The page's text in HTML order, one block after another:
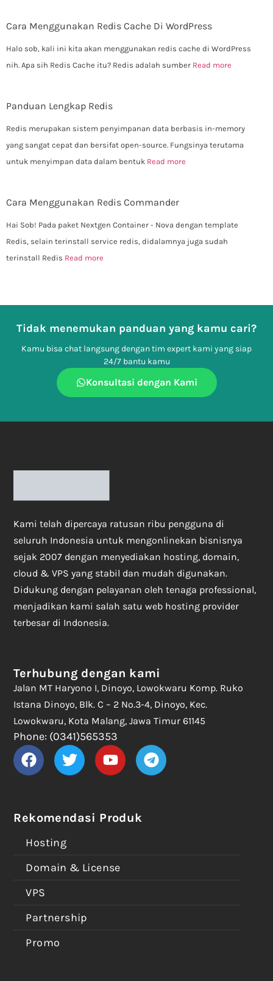
Cara Menggunakan Redis Cache Di WordPress
Halo sob, kali ini kita akan menggunakan redis cache di WordPress
nih. Apa sih Redis Cache itu? Redis adalah sumber Read more
Panduan Lengkap Redis
Redis merupakan sistem penyimpanan data berbasis in-memory
yang sangat cepat dan bersifat open-source. Fungsinya terutama
untuk menyimpan data dalam bentuk Read more
Cara Menggunakan Redis Commander
Hai Sob! Pada paket Nextgen Container - Nova dengan template
Redis, selain terinstall service redis, didalamnya juga sudah
terinstall Redis Read more
Tidak menemukan panduan yang kamu cari?
Kamu bisa chat langsung dengan tim expert kami yang siap
24/7 bantu kamu
Konsultasi dengan Kami
Kami telah dipercaya ratusan ribu pengguna di
seluruh Indonesia untuk mengonlinekan bisnisnya
sejak 2007 dengan menyediakan hosting, domain,
cloud & VPS yang stabil dan mudah digunakan.
Didukung dengan pelayanan oleh tenaga professional,
menjadikan kami salah satu web hosting provider
terbesar di Indonesia.
Rekomendasi Produk
Hosting
Domain & License
VPS
Partnership
Promo
Terhubung dengan kami
Jalan MT Haryono I, Dinoyo, Lowokwaru Komp. Ruko
Istana Dinoyo, Blk. C – 2 No.3-4, Dinoyo, Kec.
Lowokwaru, Kota Malang, Jawa Timur 61145
Phone: (0341)565353